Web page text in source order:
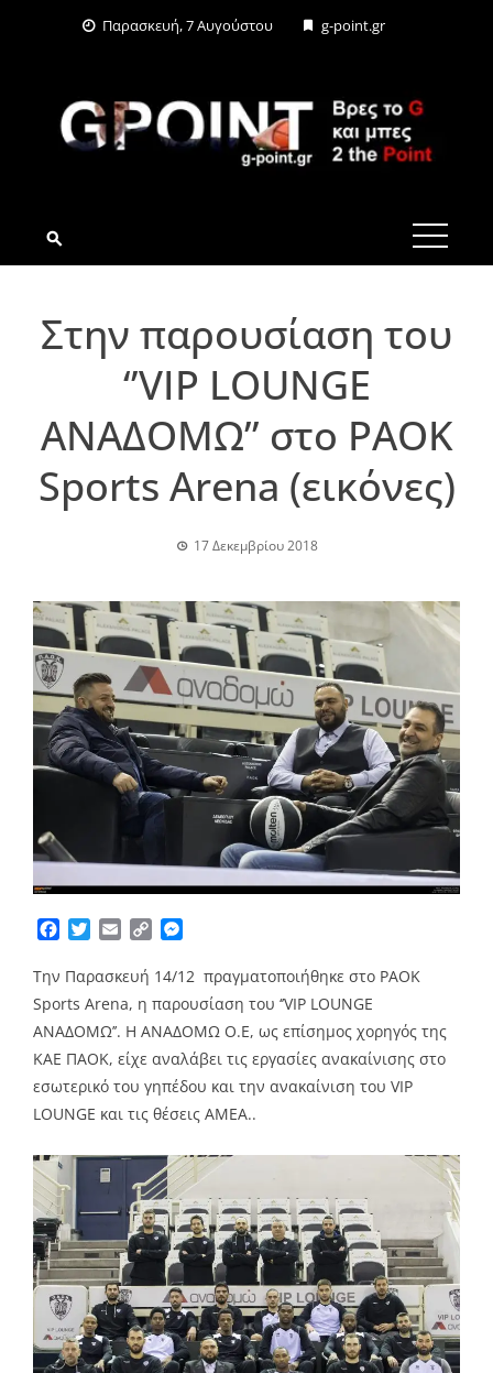
Παρασκευή, 7 Αυγούστου g-point.gr
G-POINT.GR
Στην παρουσίαση του
‘’VIP LOUNGE
ΑΝΑΔΟΜΩ’’ στο PAOK
Sports Arena (εικόνες)
17 Δεκεμβρίου 2018
Facebook
TwitterEmailCopy
Την Παρασκευή 14/12 πραγματοποιήθηκε στο PAOK
Sports Arena, η παρουσίαση του ‘’VIP LOUNGE
ΑΝΑΔΟΜΩ’’. Η ΑΝΑΔΟΜΩ Ο.Ε, ως επίσημος χορηγός της
ΚΑΕ ΠΑΟΚ, είχε αναλάβει τις εργασίες ανακαίνισης στο
εσωτερικό του γηπέδου και την ανακαίνιση του VIP
LOUNGE και τις θέσεις ΑΜΕΑ..